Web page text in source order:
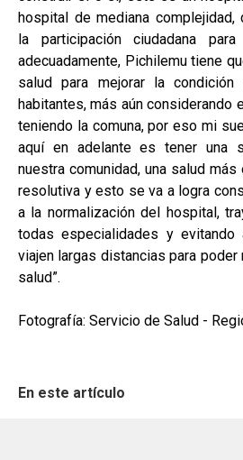
hospital de mediana complejidad,
la participación ciudadana
adecuadamente, Pichilemu tiene
salud para mejorar la
habitantes, más aún considerando
teniendo la comuna, por eso mi
aquí en adelante es tener una
nuestra comunidad, una salud
resolutiva y esto se va a logra
a la normalización del hospital,
todas especialidades y
viajen largas distancias para
salud”.
Fotografía: Servicio de Salud -
En este artículo